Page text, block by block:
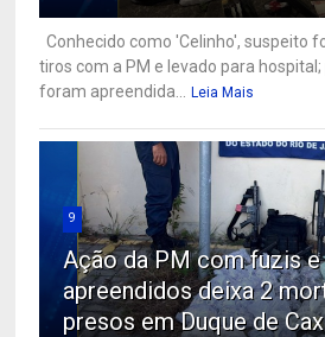
Conhecido como 'Celinho', suspeito
tiros com a PM e levado para
foram apreendida...
Leia Mais
9
Ação da PM com fuzis
apreendidos deixa 2
presos em Duque de